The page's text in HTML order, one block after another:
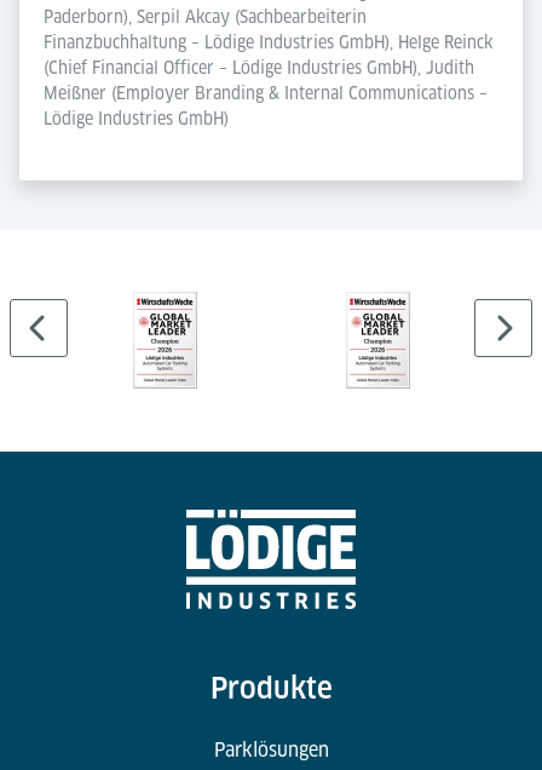
Fragestellungen, beispielsweise im Steuerrecht –
damit wird es auch in der Finanzbuchhaltung
interessant“, sagt Serpil Akcay zu ihrer beruflichen
Tätigkeit für den Hidden Champion.
Paderborn), Serpil Akcay (Sachbearbeiterin
Finanzbuchhaltung – Lödige Industries GmbH), Helge Reinck
(Chief Financial Officer – Lödige Industries GmbH), Judith
Meißner (Employer Branding & Internal Communications –
Lödige Industries GmbH)
Produkte
Parklösungen